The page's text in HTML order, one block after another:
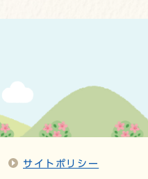
サイトポリシー